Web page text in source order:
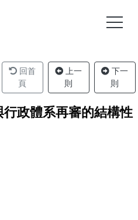
回首
頁
上一
則
下一
則
政體系再審的結構性